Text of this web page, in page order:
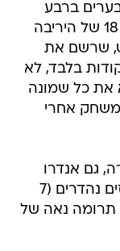
ברבע
השלישי, בו קלעה 35 נקודות לעומת 18 של היריבה
שרשם את
החלש ביותר העונה עם 19 נקודות בלבד, לא
את כל שמונה
עם 6 מ-19 את המשחק אחרי
גם אנדרו
וויגינס היה מצוין עם 19 נקודות באחוזים נהדרים (7
תרומה נאה של